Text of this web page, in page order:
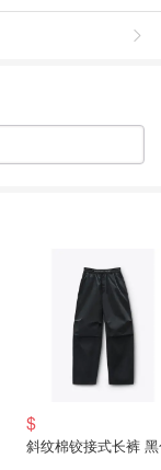
$
斜纹棉铰接式长裤